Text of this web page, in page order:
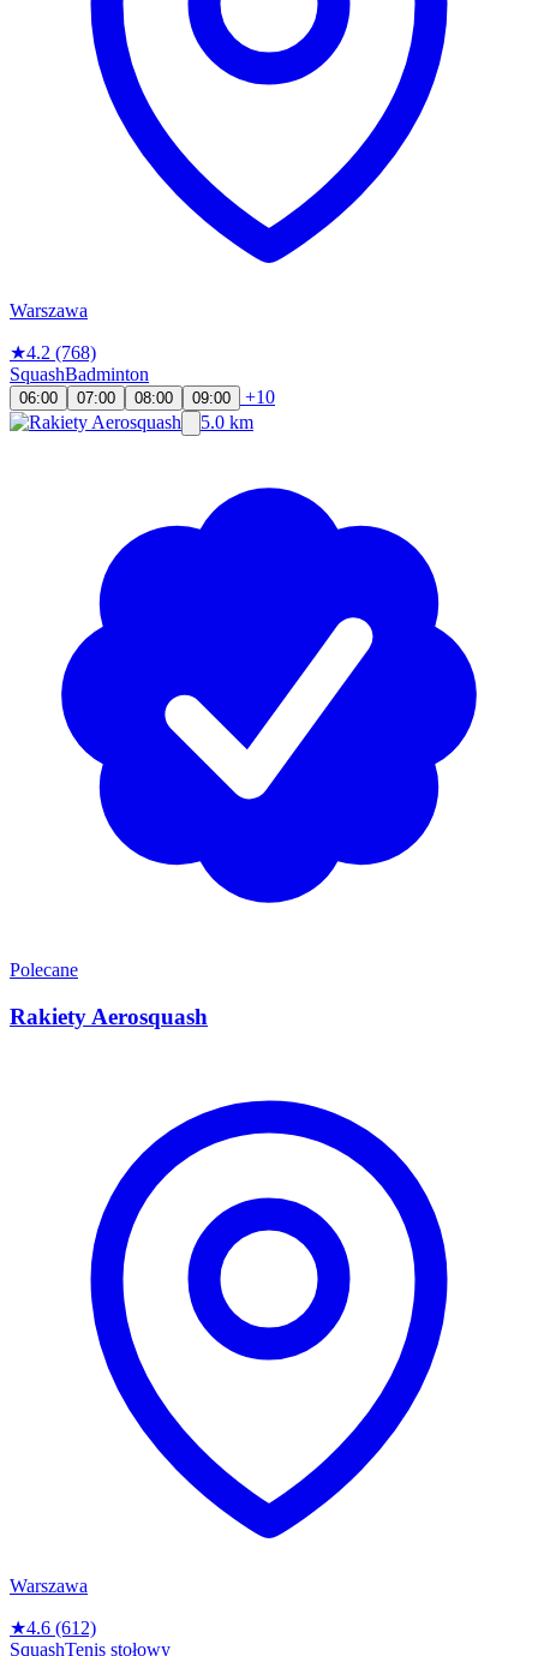
Warszawa
★4.2 (768)
SquashBadminton
06:00 07:00 08:00 09:00
+10
5.0 km
Polecane
Rakiety Aerosquash
Warszawa
★4.6 (612)
SquashTenis stołowy